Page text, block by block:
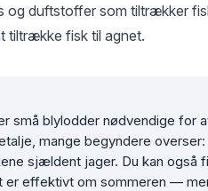
og duftstoffer som tiltrækker
tiltrække fisk til agnet.
små blylodder nødvendige for
mange begyndere
sjældent jager. Du kan også
er effektivt om sommeren —